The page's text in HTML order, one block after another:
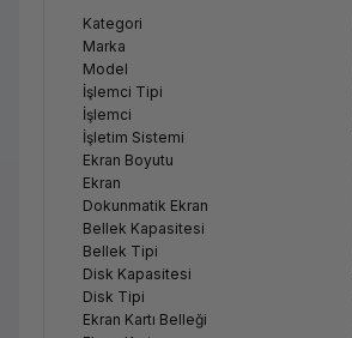
Kategori
Marka
Model
İşlemci Tipi
İşlemci
İşletim Sistemi
Ekran Boyutu
Ekran
Dokunmatik Ekran
Bellek Kapasitesi
Bellek Tipi
Disk Kapasitesi
Disk Tipi
Ekran Kartı Belleği